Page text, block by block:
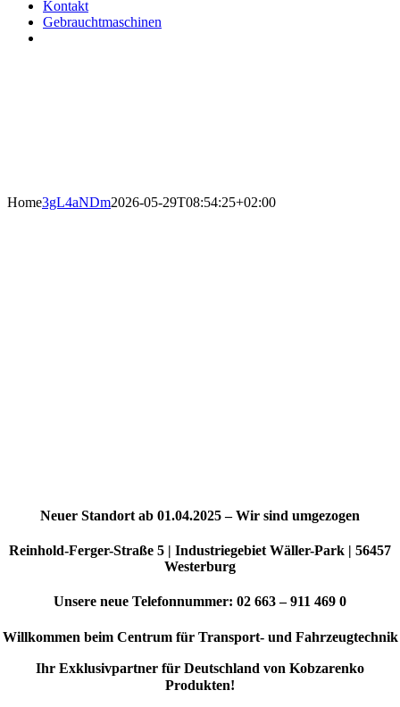
Kontakt
Gebrauchtmaschinen
Home3gL4aNDm2026-05-29T08:54:25+02:00
Neuer Standort ab 01.04.2025 – Wir sind umgezogen
Reinhold-Ferger-Straße 5 | Industriegebiet Wäller-Park | 56457
Westerburg
Unsere neue Telefonnummer: 02 663 – 911 469 0
Willkommen beim Centrum für Transport- und Fahrzeugtechnik
Ihr Exklusivpartner für Deutschland von Kobzarenko
Produkten!